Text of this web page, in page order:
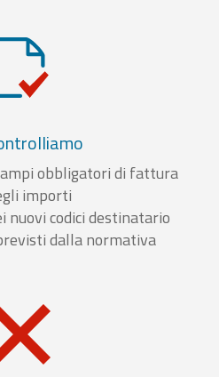
obbligatori di fattura
importi
nuovi codici destinatario
dalla normativa